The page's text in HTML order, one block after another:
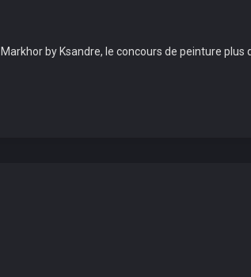
by Ksandre, le concours de peinture